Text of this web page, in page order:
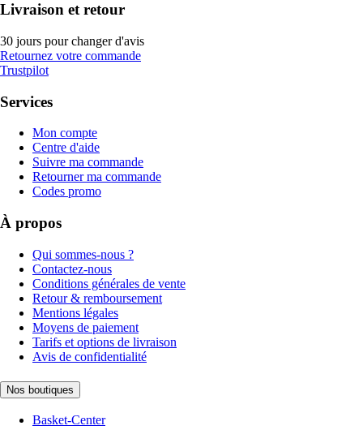
Livraison et retour
30 jours pour changer d'avis
Retournez votre commande
Trustpilot
Services
Mon compte
Centre d'aide
Suivre ma commande
Retourner ma commande
Codes promo
À propos
Qui sommes-nous ?
Contactez-nous
Conditions générales de vente
Retour & remboursement
Mentions légales
Moyens de paiement
Tarifs et options de livraison
Avis de confidentialité
Nos boutiques
Basket-Center